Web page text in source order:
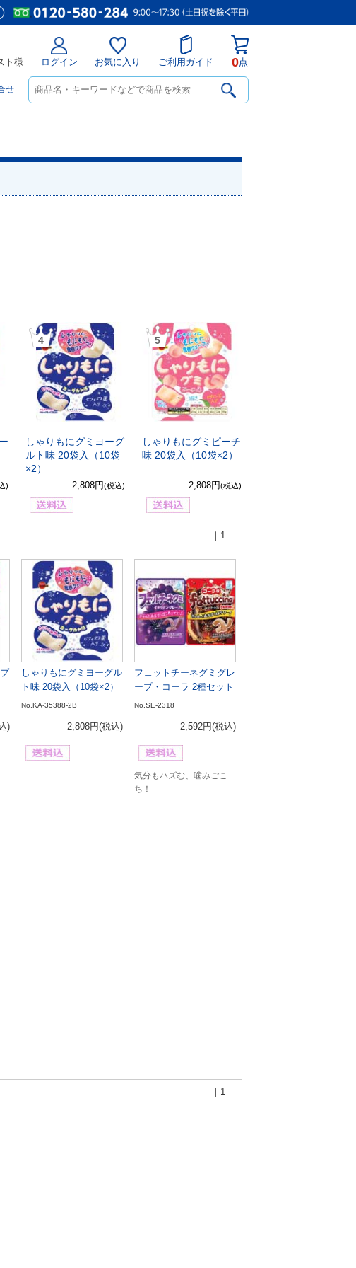
ト様 ログイン お気に入り ご利用ガイド 0点
せ
)
4
しゃりもにグミヨーグ
ルト味 20袋入（10袋
×2）
2,808円(税込)
5
しゃりもにグミピーチ
味 20袋入（10袋×2）
2,808円(税込)
｜1｜
)
しゃりもにグミヨーグル
ト味 20袋入（10袋×2）
No.KA-35388-2B
2,808円(税込)
フェットチーネグミグレ
ープ・コーラ 2種セット
No.SE-2318
2,592円(税込)
気分もハズむ、噛みごこ
ち！
｜1｜